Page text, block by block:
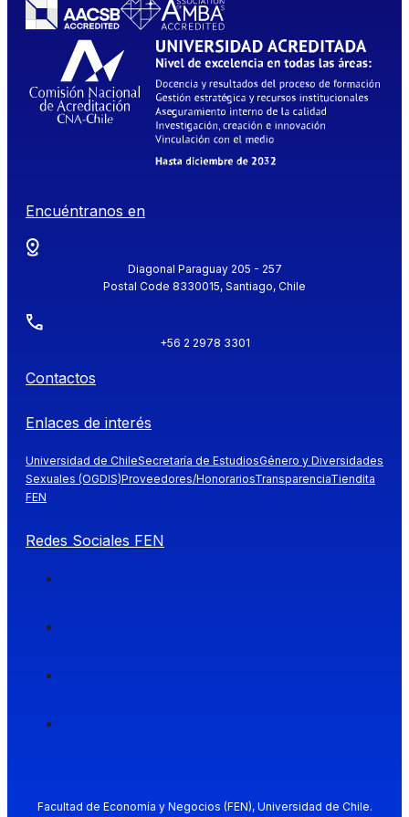
Encuéntranos en
Diagonal Paraguay 205 - 257
Postal Code 8330015, Santiago, Chile
+56 2 2978 3301
Contactos
Enlaces de interés
Universidad de ChileSecretaría de EstudiosGénero y Diversidades
Sexuales (OGDIS)Proveedores/HonorariosTransparenciaTiendita
FEN
Redes Sociales FEN
Facultad de Economía y Negocios (FEN), Universidad de Chile.